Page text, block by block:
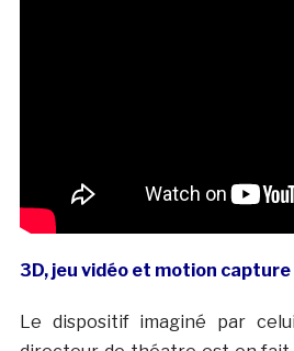
3D, jeu vidéo et motion capture
Le dispositif imaginé par